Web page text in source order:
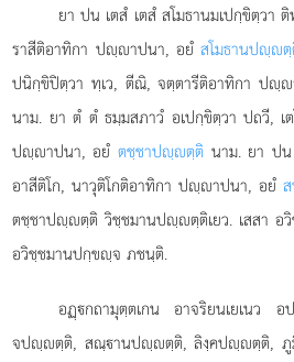
ยา ปน เตสํ เตสํ สโมธานมเปกฺขิตฺว
ราสีติอาทิกา ปฺาปนา, อยํสโมธานปฺ
ปนิกฺขิปิตฺวา ทฺเว, ตีณิ, จตฺตารีติอาทิกา ปฺ
นาม. ยา ตํ ตํ ธมฺมสภาวํ อเปกฺขิตฺวา ปถวี, เ
ปฺาปนา, อยํ ตชฺชาปฺตฺติ นาม. ยา ปน
อาสีติโก, นาวุติโกติอาทิกา ปฺาปนา, อยํ
ตชฺชาปฺตฺติ วิชฺชมานปฺตฺติเยว. เสสา อ
อวิชฺชมานปกฺขฺจ ภชนฺติ.
อฏฺกถามุตฺตเกน อาจริยนเยเน
จปฺตฺติ, สณฺานปฺตฺติ, ลิงฺคปฺตฺติ,